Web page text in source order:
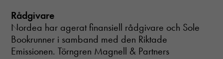
Rådgivare
Nordea har agerat finansiell rådgivare och Sole
Bookrunner i samband med den Riktade
Emissionen. Törngren Magnell & Partners